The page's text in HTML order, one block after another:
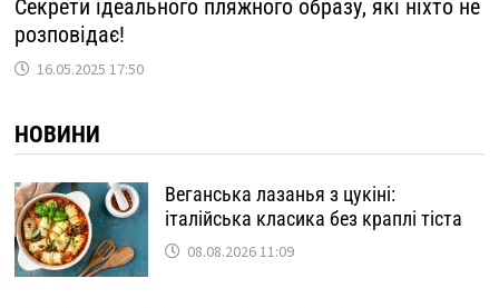
Секрети ідеального пляжного образу, які ніхто не
розповідає!
16.05.2025 17:50
НОВИНИ
Веганська лазанья з цукіні:
італійська класика без краплі тіста
08.08.2026 11:09